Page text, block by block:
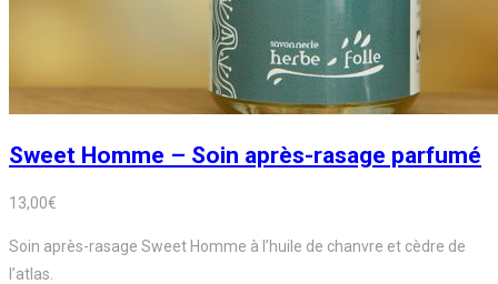
Sweet Homme – Soin après-rasage parfumé
13,00€
Soin après-rasage Sweet Homme à l’huile de chanvre et cèdre de
l’atlas.